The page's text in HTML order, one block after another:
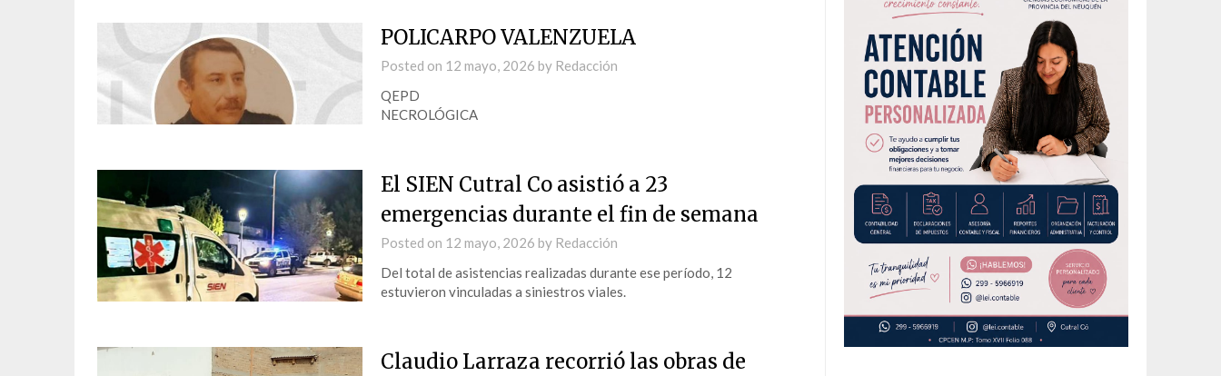
POLICARPO VALENZUELA
Posted on 12 mayo, 2026 by Redacción
QEPD
NECROLÓGICA
El SIEN Cutral Co asistió a 23
emergencias durante el fin de semana
Posted on 12 mayo, 2026 by Redacción
Del total de asistencias realizadas durante ese período, 12
estuvieron vinculadas a siniestros viales.
Claudio Larraza recorrió las obras de